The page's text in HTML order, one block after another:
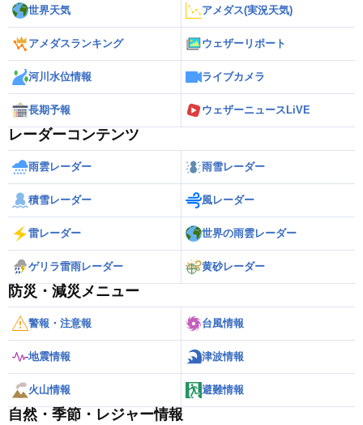
世界天気 アメダス(実況天気)
アメダスランキング ウェザーリポート
河川水位情報 ライブカメラ
長期予報 ウェザーニュースLiVE
レーダーコンテンツ
雨雲レーダー 雨雪レーダー
積雪レーダー 風レーダー
雷レーダー 世界の雨雲レーダー
ゲリラ雷雨レーダー 黄砂レーダー
防災・減災メニュー
警報・注意報 台風情報
地震情報 津波情報
火山情報 避難情報
自然・季節・レジャー情報